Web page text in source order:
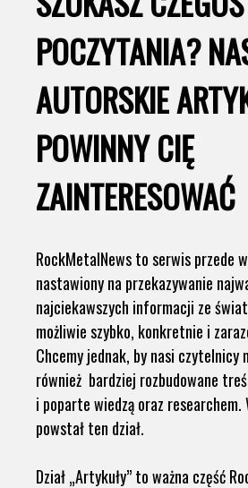
POCZYTANIA?
AUTORSKIE
POWINNY CIĘ
ZAINTERESOWAĆ
RockMetalNews to serwis przede
nastawiony na przekazywanie
najciekawszych informacji ze
możliwie szybko, konkretnie i
Chcemy jednak, by nasi czytelnicy
również bardziej rozbudowane
i poparte wiedzą oraz researchem.
powstał ten dział.
Dział „Artykuły” to ważna część